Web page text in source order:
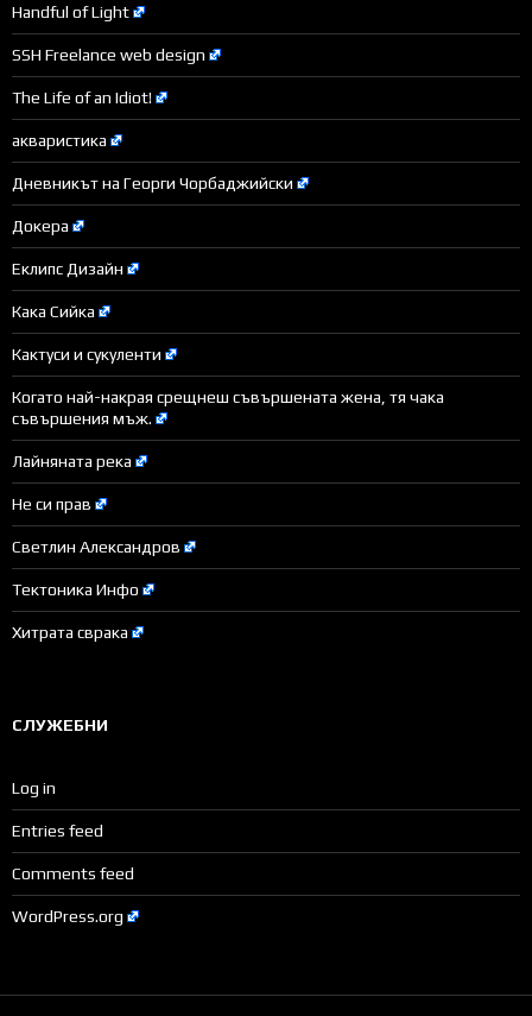
Handful of Light
SSH Freelance web design
The Life of an Idiot!
акваристика
Дневникът на Георги Чорбаджийски
Докера
Еклипс Дизайн
Кака Сийка
Кактуси и сукуленти
Когато най-накрая срещнеш съвършената жена, тя чака
съвършения мъж.
Лайняната река
Не си прав
Светлин Александров
Тектоника Инфо
Хитрата сврака
СЛУЖЕБНИ
Log in
Entries feed
Comments feed
WordPress.org